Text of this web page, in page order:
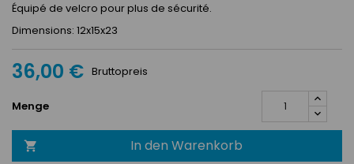
Équipé de velcro pour plus de sécurité.
Dimensions: 12x15x23
36,00 € Bruttopreis
Menge
 In den Warenkorb